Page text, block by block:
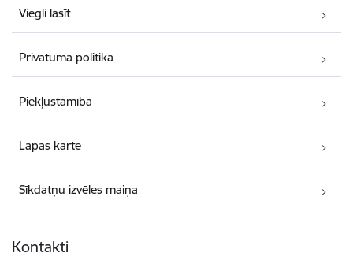
Viegli lasīt
Privātuma politika
Piekļūstamība
Lapas karte
Sīkdatņu izvēles maiņa
Kontakti